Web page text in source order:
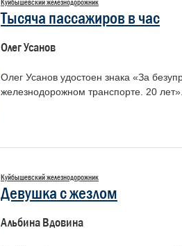
Куйбышевский железнодорожник
Тысяча пассажиров в час
Олег Усанов
Олег Усанов удостоен знака «За
железнодорожном транспорте. 20
Куйбышевский железнодорожник
Девушка с жезлом
Альбина Вдовина